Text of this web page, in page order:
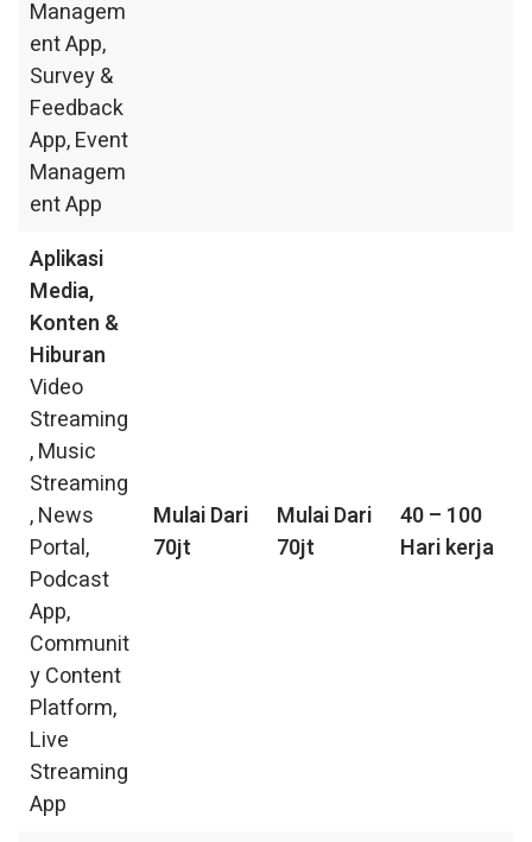
Managem
ent App,
Survey &
Feedback
App, Event
Managem
ent App
Aplikasi
Media,
Konten &
Hiburan
Video
Streaming
, Music
Streaming
, News
Portal,
Podcast
App,
Communit
y Content
Platform,
Live
Streaming
App
Mulai Dari
70jt
Mulai Dari
70jt
40 – 100
Hari kerja